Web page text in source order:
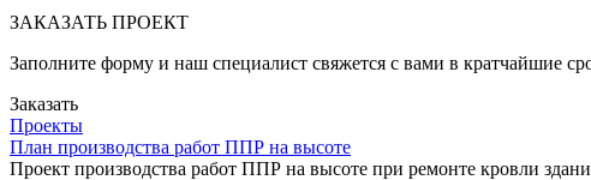
ЗАКАЗАТЬ ПРОЕКТ
Заполните форму и наш специалист свяжется с вами в кратчайшие
Заказать
Проекты
План производства работ ППР на высоте
Проект производства работ ППР на высоте при ремонте кровли